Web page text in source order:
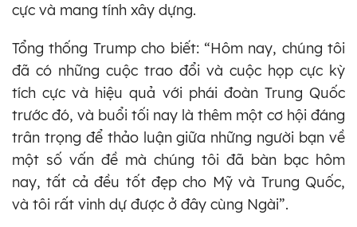
cực và mang tính xây dựng.
Tổng thống Trump cho biết: “Hôm nay, chúng tôi
đã có những cuộc trao đổi và cuộc họp cực kỳ
tích cực và hiệu quả với phái đoàn Trung Quốc
trước đó, và buổi tối nay là thêm một cơ hội đáng
trân trọng để thảo luận giữa những người bạn về
một số vấn đề mà chúng tôi đã bàn bạc hôm
nay, tất cả đều tốt đẹp cho Mỹ và Trung Quốc,
và tôi rất vinh dự được ở đây cùng Ngài”.